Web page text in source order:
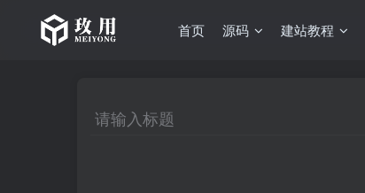
首页 源码 建站教程